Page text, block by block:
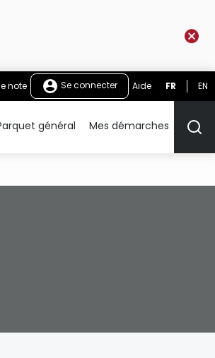
note Se connecter Aide FR EN
général Mes démarches